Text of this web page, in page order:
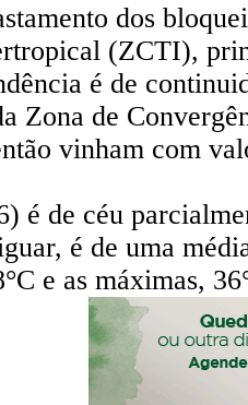
dos
(ZCTI),
é de
Zona de
vinham com
é de céu
é de uma
e as máximas,